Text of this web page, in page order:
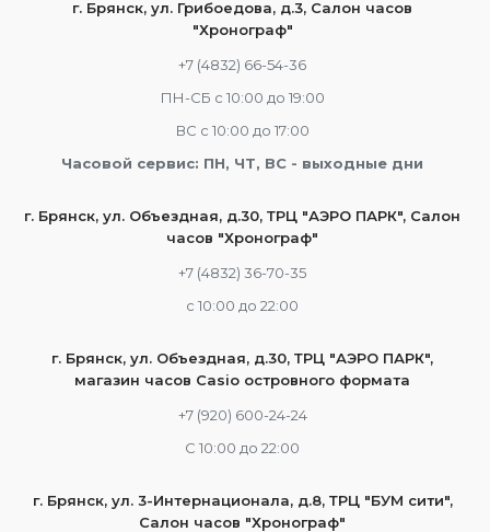
г. Брянск, ул. Грибоедова, д.3, Салон часов
"Хронограф"
+7 (4832) 66-54-36
ПН-СБ с 10:00 до 19:00
ВС с 10:00 до 17:00
Часовой сервис: ПН, ЧТ, ВС - выходные дни
г. Брянск, ул. Объездная, д.30, ТРЦ "АЭРО ПАРК", Салон
часов "Хронограф"
+7 (4832) 36-70-35
c 10:00 до 22:00
г. Брянск, ул. Объездная, д.30, ТРЦ "АЭРО ПАРК",
магазин часов Casio островного формата
+7 (920) 600-24-24
С 10:00 до 22:00
г. Брянск, ул. 3-Интернационала, д.8, ТРЦ "БУМ сити",
Салон часов "Хронограф"